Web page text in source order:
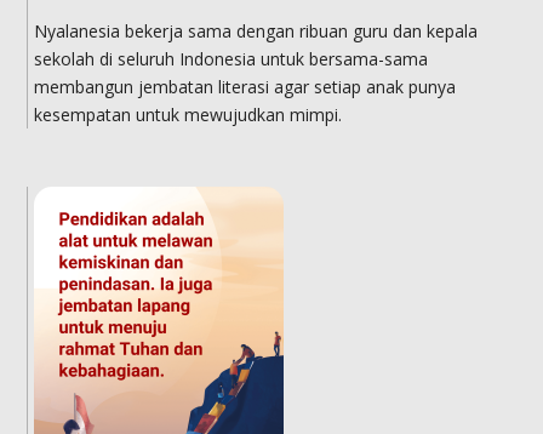
Nyalanesia bekerja sama dengan ribuan guru dan kepala
sekolah di seluruh Indonesia untuk bersama-sama
membangun jembatan literasi agar setiap anak punya
kesempatan untuk mewujudkan mimpi.